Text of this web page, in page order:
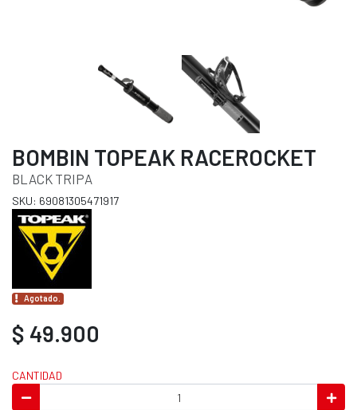
BOMBIN TOPEAK RACEROCKET
BLACK TRIPA
SKU: 69081305471917
Agotado.
$ 49.900
CANTIDAD